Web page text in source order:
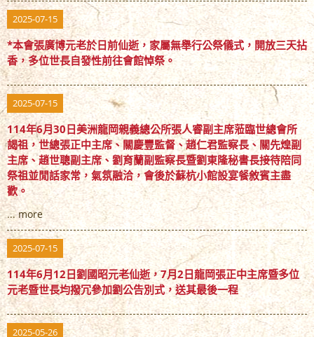
2025-07-15
*本會張廣博元老於日前仙逝，家屬無舉行公祭儀式，開放三天拈
香，多位世長自發性前往會館悼祭。
2025-07-15
114年6月30日美洲龍岡親義總公所張人睿副主席蒞臨世總會所
謁祖，世總張正中主席、關慶豐監督、趙仁君監察長、關先煌副
主席、趙世聰副主席、劉育蘭副監察長暨劉東隆秘書長接待陪同
祭祖並閒話家常，氣氛融洽，會後於蘇杭小館設宴餐敘賓主盡
歡。
...more
2025-07-15
114年6月12日劉國昭元老仙逝，7月2日龍岡張正中主席暨多位
元老暨世長均撥冗參加劉公告別式，送其最後一程
2025-05-26